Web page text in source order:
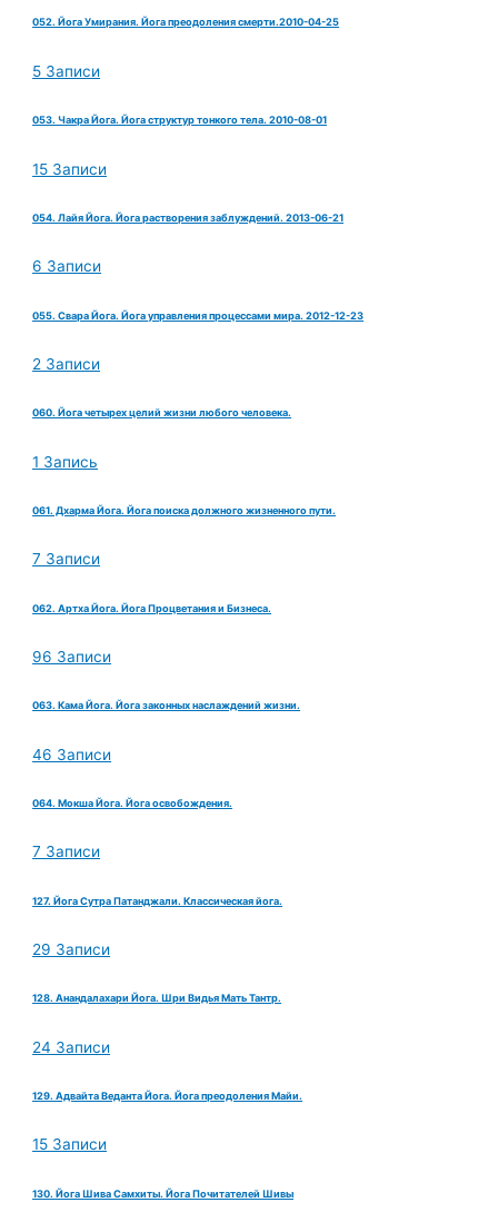
052. Йога Умирания. Йога преодоления смерти.2010-04-25
5 Записи
053. Чакра Йога. Йога структур тонкого тела. 2010-08-01
15 Записи
054. Лайя Йога. Йога растворения заблуждений. 2013-06-21
6 Записи
055. Свара Йога. Йога управления процессами мира. 2012-12-23
2 Записи
060. Йога четырех целий жизни любого человека.
1 Запись
061. Дхарма Йога. Йога поиска должного жизненного пути.
7 Записи
062. Артха Йога. Йога Процветания и Бизнеса.
96 Записи
063. Кама Йога. Йога законных наслаждений жизни.
46 Записи
064. Мокша Йога. Йога освобождения.
7 Записи
127. Йога Сутра Патанджали. Классическая йога.
29 Записи
128. Анандалахари Йога. Шри Видья Мать Тантр.
24 Записи
129. Адвайта Веданта Йога. Йога преодоления Майи.
15 Записи
130. Йога Шива Самхиты. Йога Почитателей Шивы